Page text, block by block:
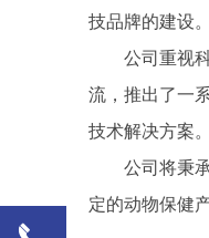
技品牌的建设。
公司重视科
流，推出了一
技术解决方案
公司将秉承“
定的动物保健